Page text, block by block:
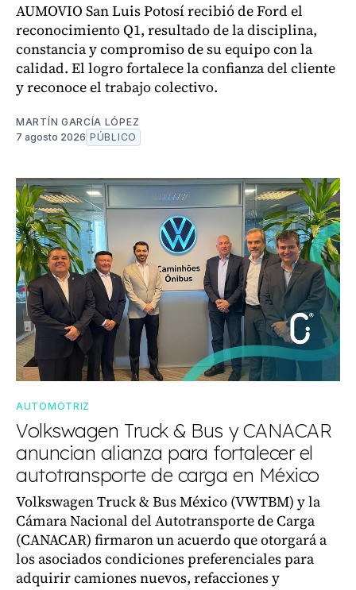
AUMOVIO San Luis Potosí recibió de Ford el
reconocimiento Q1, resultado de la disciplina,
constancia y compromiso de su equipo con la
calidad. El logro fortalece la confianza del cliente
y reconoce el trabajo colectivo.
MARTÍN GARCÍA LÓPEZ
7 agosto 2026 PÚBLICO
AUTOMOTRIZ
Volkswagen Truck & Bus y CANACAR
anuncian alianza para fortalecer el
autotransporte de carga en México
Volkswagen Truck & Bus México (VWTBM) y la
Cámara Nacional del Autotransporte de Carga
(CANACAR) firmaron un acuerdo que otorgará a
los asociados condiciones preferenciales para
adquirir camiones nuevos, refacciones y